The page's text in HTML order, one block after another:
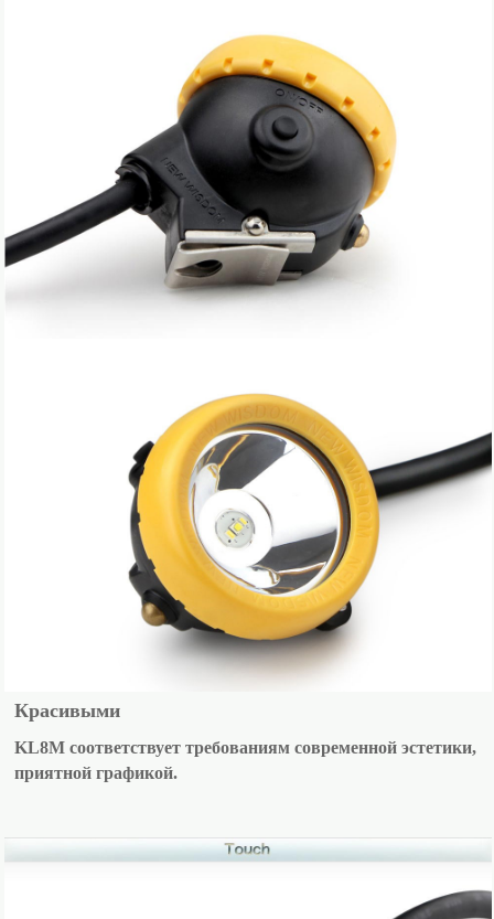
Красивыми
KL8M соответствует требованиям современной эстетики,
приятной графикой.